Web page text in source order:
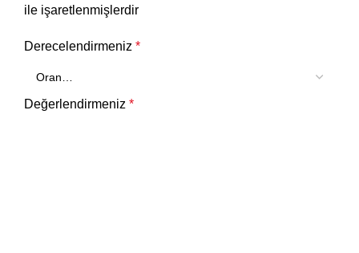
ile işaretlenmişlerdir
Derecelendirmeniz *
Değerlendirmeniz *